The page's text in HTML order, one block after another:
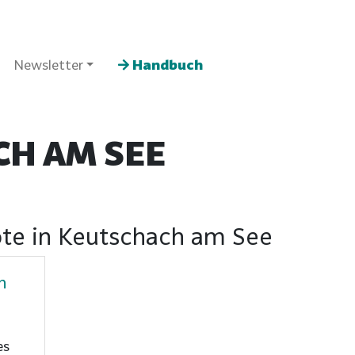
Newsletter Handbuch
AM SEE
in Keutschach am See